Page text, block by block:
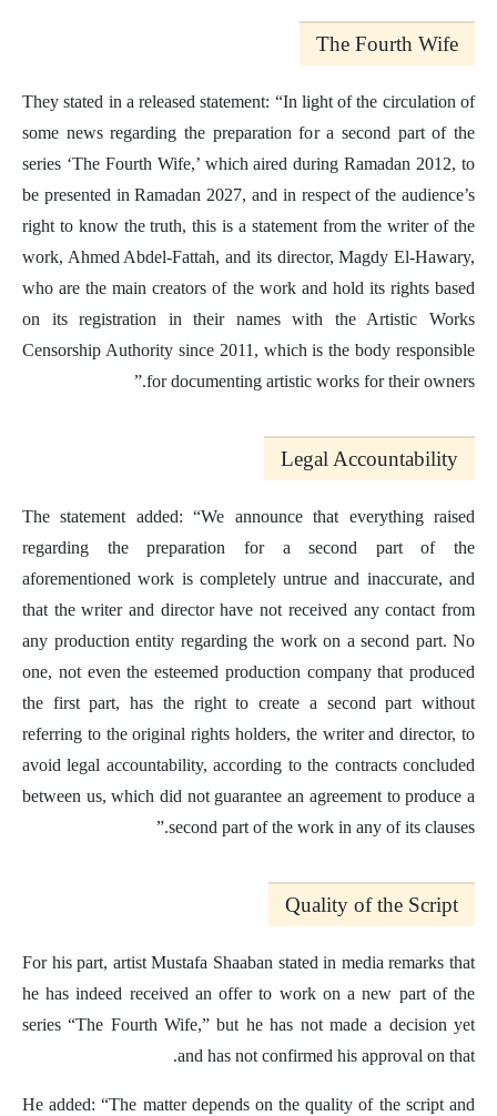
The Fourth Wife
They stated in a released statement: “In light of the circulation of
some news regarding the preparation for a second part of the
series ‘The Fourth Wife,’ which aired during Ramadan 2012, to
be presented in Ramadan 2027, and in respect of the audience’s
right to know the truth, this is a statement from the writer of the
work, Ahmed Abdel-Fattah, and its director, Magdy El-Hawary,
who are the main creators of the work and hold its rights based
on its registration in their names with the Artistic Works
Censorship Authority since 2011, which is the body responsible
for documenting artistic works for their owners.”
Legal Accountability
The statement added: “We announce that everything raised
regarding the preparation for a second part of the
aforementioned work is completely untrue and inaccurate, and
that the writer and director have not received any contact from
any production entity regarding the work on a second part. No
one, not even the esteemed production company that produced
the first part, has the right to create a second part without
referring to the original rights holders, the writer and director, to
avoid legal accountability, according to the contracts concluded
between us, which did not guarantee an agreement to produce a
second part of the work in any of its clauses.”
Quality of the Script
For his part, artist Mustafa Shaaban stated in media remarks that
he has indeed received an offer to work on a new part of the
series “The Fourth Wife,” but he has not made a decision yet
and has not confirmed his approval on that.
He added: “The matter depends on the quality of the script and